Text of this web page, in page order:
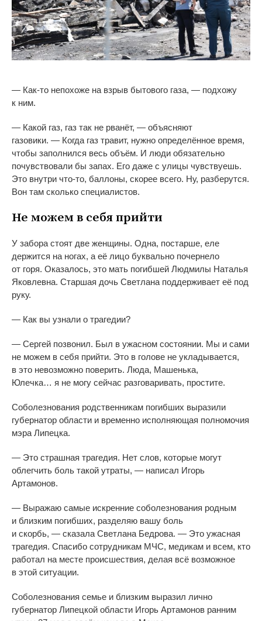
— Как-то непохоже на взрыв бытового газа, — подхожу
к ним.
— Какой газ, газ так не рванёт, — объясняют
газовики. — Когда газ травит, нужно определённое время,
чтобы заполнился весь объём. И люди обязательно
почувствовали бы запах. Его даже с улицы чувствуешь.
Это внутри что-то, баллоны, скорее всего. Ну, разберутся.
Вон там сколько специалистов.
Не можем в себя прийти
У забора стоят две женщины. Одна, постарше, еле
держится на ногах, а её лицо буквально почернело
от горя. Оказалось, это мать погибшей Людмилы Наталья
Яковлевна. Старшая дочь Светлана поддерживает её под
руку.
— Как вы узнали о трагедии?
— Сергей позвонил. Был в ужасном состоянии. Мы и сами
не можем в себя прийти. Это в голове не укладывается,
в это невозможно поверить. Люда, Машенька,
Юлечка… я не могу сейчас разговаривать, простите.
Соболезнования родственникам погибших выразили
губернатор области и временно исполняющая полномочия
мэра Липецка.
— Это страшная трагедия. Нет слов, которые могут
облегчить боль такой утраты, — написал Игорь
Артамонов.
— Выражаю самые искренние соболезнования родным
и близким погибших, разделяю вашу боль
и скорбь, — сказала Светлана Бедрова. — Это ужасная
трагедия. Спасибо сотрудникам МЧС, медикам и всем, кто
работал на месте происшествия, делая всё возможное
в этой ситуации.
Соболезнования семье и близким выразил лично
губернатор Липецкой области Игорь Артамонов ранним